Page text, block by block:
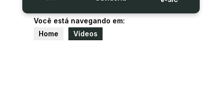
Você está navegando em:
Home
Vídeos